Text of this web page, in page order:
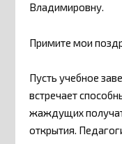
Владимировну.
Примите мои
Пусть учебное
встречает
жаждущих
открытия.